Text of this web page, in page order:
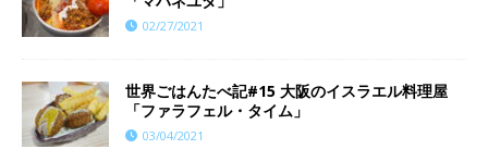
02/27/2021
世界ごはんたべ記#15 大阪のイスラエル料理屋
「ファラフェル・タイム」
03/04/2021